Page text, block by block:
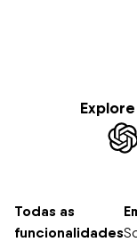
Todas as
funcionalidades